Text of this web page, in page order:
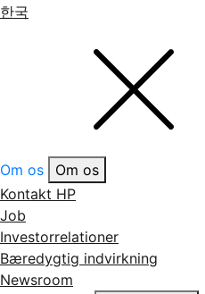
한국
Om os
Om os
Kontakt HP
Job
Investorrelationer
Bæredygtig indvirkning
Newsroom